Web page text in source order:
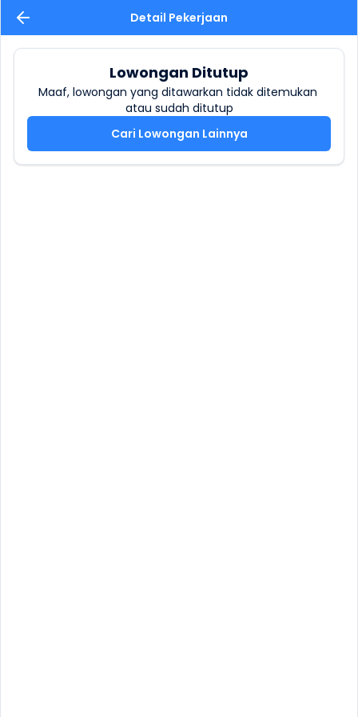
Detail Pekerjaan
Lowongan Ditutup
Maaf, lowongan yang ditawarkan tidak ditemukan
atau sudah ditutup
Cari Lowongan Lainnya